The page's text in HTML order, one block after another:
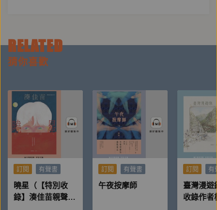
堂談到的價值觀、自我認知、記憶、環境、心態…等方
面，並參考一個個案，從包括吸引你和你想逃避的部
第七堂課<你這一生的使命是什麼> 在第一堂課「你的
生命輪」裡，我們曾經探討過「你想成為甚麼樣的
人？」這堂課，我們要進一步探討，若要達到那個目
標，你的藍圖要如何改變？這就是你的使命。試著把眼
光放遠，重建你的心理藍圖，把它放進下意識裡，拿回
你生命的主控權，找到動力和一定要的根源。本堂課會
教你如何活出自我、活出理想、活出你想達到的最高境
RELATED
猜你喜歡
訂閱 有聲書
曉星（【特別收
錄】湊佳苗親聲朗
訂閱 有聲書
午夜按摩師
訂閱 有
臺灣漫遊
收錄作者